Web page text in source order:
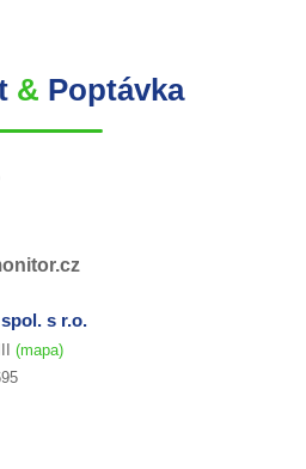
& Poptávka
s r.o.
(mapa)